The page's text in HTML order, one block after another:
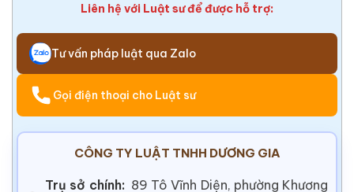
Liên hệ với Luật sư để được hỗ trợ:
Tư vấn pháp luật qua Zalo
Gọi điện thoại cho Luật sư
CÔNG TY LUẬT TNHH DƯƠNG GIA
Trụ sở chính: 89 Tô Vĩnh Diện, phường Khương